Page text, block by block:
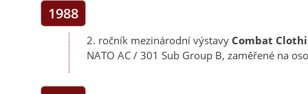
1988
2. ročník mezinárodní výstavy Combat
NATO AC / 301 Sub Group B, zaměřené na